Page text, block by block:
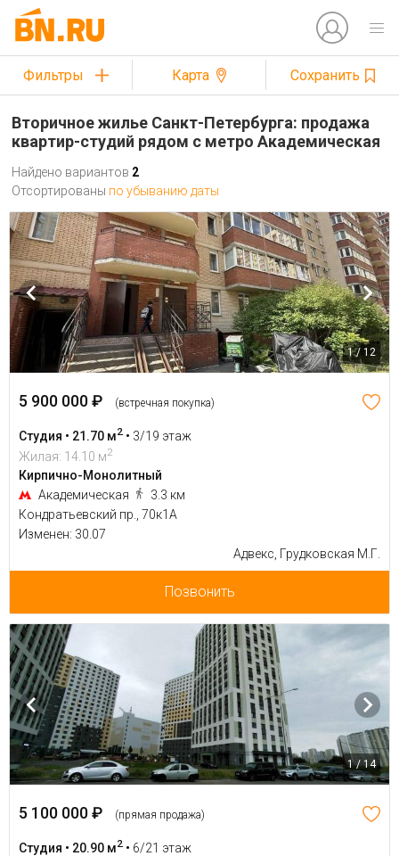
Фильтры Карта Сохранить
Вторичное жилье Санкт-Петербурга: продажа
квартир-студий рядом с метро Академическая
Найдено вариантов 2
Отсортированы по убыванию даты
1 / 12
5 900 000 ₽ (встречная покупка)
Студия • 21.70 м2 • 3/19 этаж
Жилая: 14.10 м2
Кирпично-Монолитный
Академическая
3.3 км
Кондратьевский пр., 70к1А
Изменен: 30.07
Адвекс, Грудковская М.Г.
Позвонить
1 / 14
5 100 000 ₽ (прямая продажа)
Студия • 20.90 м2 • 6/21 этаж